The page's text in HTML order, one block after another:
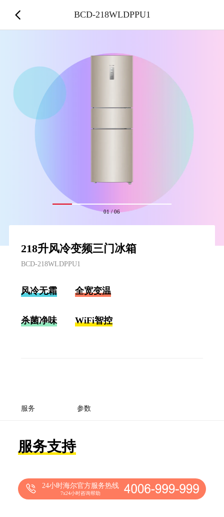
01/06
218升风冷变频三门冰箱
BCD-218WLDPPU1
风冷无霜 全宽变温
杀菌净味 WiFi智控
服务 参数
服务支持
24小时海尔官方服务热线
7x24小时咨询帮助
BCD-218WLDPPU1